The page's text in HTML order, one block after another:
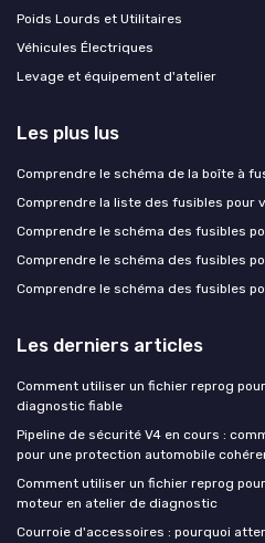
Poids Lourds et Utilitaires
Véhicules Électriques
Levage et équipement d'atelier
Les plus lus
Comprendre le schéma de la boîte à
Comprendre la liste des fusibles pour
Comprendre le schéma des fusibles
Comprendre le schéma des fusibles
Comprendre le schéma des fusibles
Les derniers articles
Comment utiliser un fichier reprog
diagnostic fiable
Pipeline de sécurité V4 en cours :
pour une protection automobile
Comment utiliser un fichier reprog
moteur en atelier de diagnostic
Courroie d'accessoires : pourquoi